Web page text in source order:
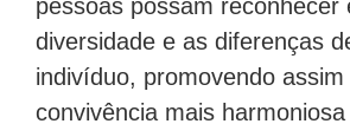
pessoas possam reconhecer
diversidade e as diferenças
indivíduo, promovendo assim
convivência mais